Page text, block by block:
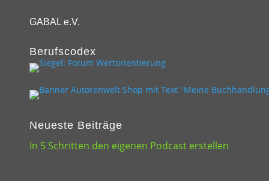
GABAL e.V.
Berufscodex
Neueste Beiträge
In 5 Schritten den eigenen Podcast erstellen